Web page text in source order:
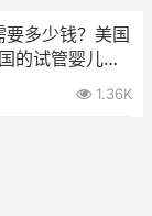
多少钱？美国
的试管婴儿技
1.36K